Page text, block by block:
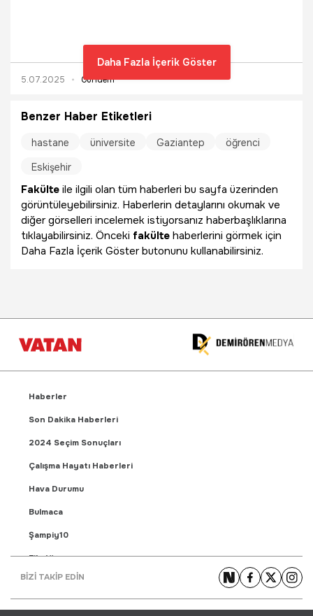
geldiği zaman elimizde belgeleri olmuş olacak" dedi.
5.07.2025 Gündem
Daha Fazla İçerik Göster
Benzer Haber Etiketleri
hastane üniversite Gaziantep
öğrenci
Eskişehir
Fakülte ile ilgili olan tüm haberleri bu sayfa üzerinden
görüntüleyebilirsiniz. Haberlerin detaylarını okumak ve
diğer görselleri incelemek istiyorsanız haberbaşlıklarına
tıklayabilirsiniz. Önceki fakülte haberlerini görmek için
Daha Fazla İçerik Göster butonunu kullanabilirsiniz.
Haberler
Son Dakika Haberleri
2024 Seçim Sonuçları
Çalışma Hayatı Haberleri
Hava Durumu
Bulmaca
Şampiy10
Fikstür
Puan Durumu
BİZİ TAKİP EDİN